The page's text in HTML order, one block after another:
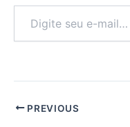
e-
PREVIOUS